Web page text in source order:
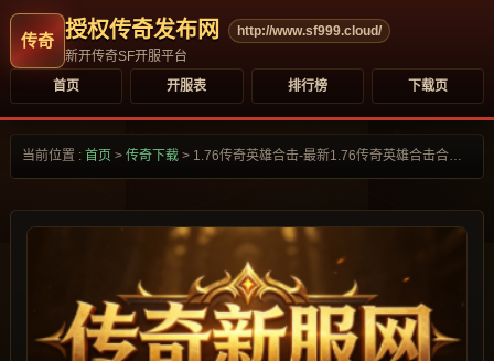
授权传奇发布网
http://www.sf999.cloud/
新开传奇SF开服平台
首页
开服表 排行榜 下载页
当前位置 : 首页 > 传奇下载 > 1.76传奇英雄合击-最新1.76传奇英雄合击合集大全-